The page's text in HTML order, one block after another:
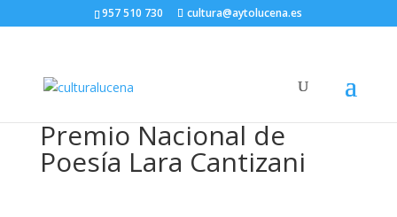
957 510 730 cultura@aytolucena.es
Premio Nacional de
Poesía Lara Cantizani